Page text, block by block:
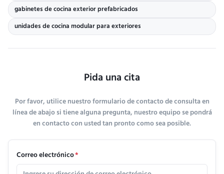
gabinetes de cocina exterior prefabricados
unidades de cocina modular para exteriores
Pida una cita
Por favor, utilice nuestro formulario de contacto de consulta en
línea de abajo si tiene alguna pregunta, nuestro equipo se pondrá
en contacto con usted tan pronto como sea posible.
Correo electrónico*